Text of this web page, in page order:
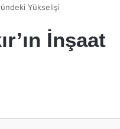
Yükselişi
İnşaat